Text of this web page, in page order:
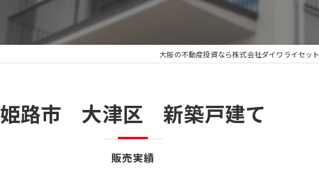
大阪の不動産投資なら株式会社ダイワライセット
販売実績
姫路市 大津区 新築戸建て